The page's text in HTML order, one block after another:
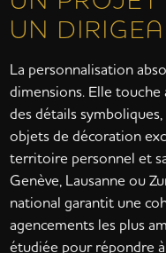
UN
La personnalisation
dimensions. Elle touche
des détails
objets de décoration
territoire personnel et
Genève, Lausanne ou
national garantit une
agencements les plus
étudiée pour répondre